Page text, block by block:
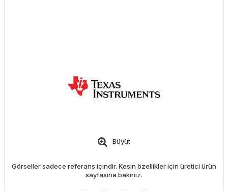
Büyüt
Görseller sadece referans içindir. Kesin özellikler için üretici ürün
sayfasına bakınız.